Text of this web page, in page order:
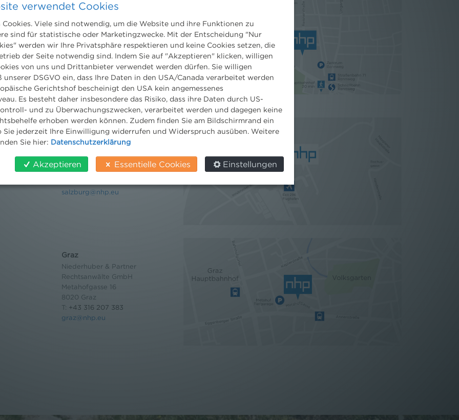
Wien
Niederhuber & Partner
Rechtsanwälte GmbH
Reisnerstraße 53, 1030 Wien
T:+43 1 513 21 24-0
F: +43 1 513 21 24-300
office@nhp.eu
Salzburg
Niederhuber & Partner
Wilhelm-Spazier-Straße 2a
5020 Salzburg
salzburg@nhp.eu
Graz
Niederhuber & Partner
Rechtsanwälte GmbH
Metahofgasse 16
8020 Graz
T: +43 316 207 383
graz@nhp.eu
verwendet Cookies
Viele sind notwendig, um die Website und ihre Funktionen zu
sind für statistische oder Marketingzwecke. Mit der Entscheidung "Nur
werden wir Ihre Privatsphäre respektieren und keine Cookies setzen, die
der Seite notwendig sind. Indem Sie auf "Akzeptieren" klicken, willigen
von uns und Drittanbieter verwendet werden dürfen. Sie willigen
unserer DSGVO ein, dass Ihre Daten in den USA/Canada verarbeitet werden
Gerichtshof bescheinigt den USA kein angemessenes
Es besteht daher insbesondere das Risiko, dass ihre Daten durch US-
und zu Überwachungszwecken, verarbeitet werden und dagegen keine
erhoben werden können. Zudem finden Sie am Bildschirmrand ein
Sie jederzeit Ihre Einwilligung widerrufen und Widerspruch ausüben. Weitere
Sie hier: Datenschutzerklärung
Akzeptieren Essentielle Cookies Einstellungen